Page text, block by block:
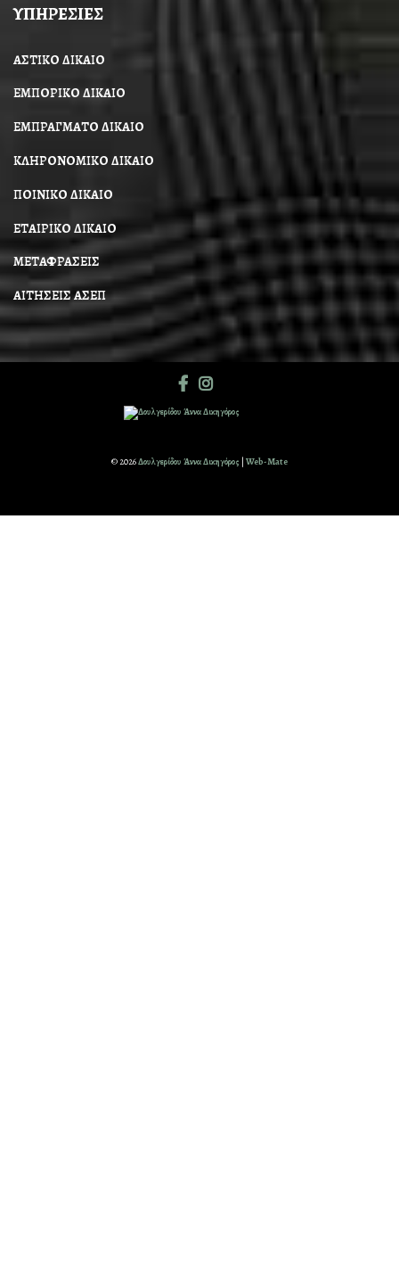
ΥΠΗΡΕΣΙΕΣ
ΑΣΤΙΚΟ ΔΙΚΑΙΟ
ΕΜΠΟΡΙΚΟ ΔΙΚΑΙΟ
ΕΜΠΡΑΓΜΑΤΟ ΔΙΚΑΙΟ
ΚΛΗΡΟΝΟΜΙΚΟ ΔΙΚΑΙΟ
ΠΟΙΝΙΚΟ ΔΙΚΑΙΟ
ΕΤΑΙΡΙΚΟ ΔΙΚΑΙΟ
ΜΕΤΑΦΡΑΣΕΙΣ
ΑΙΤΗΣΕΙΣ ΑΣΕΠ
© 2026Δουλγερίδου Άννα Δικηγόρος Web-Mate